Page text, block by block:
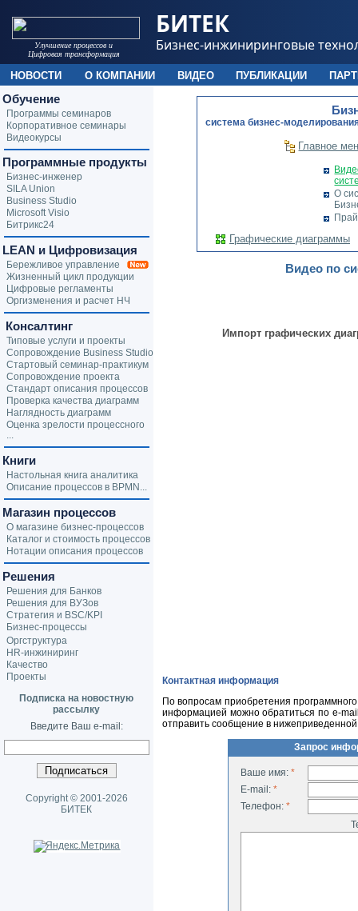
cистема бизнес-
Главное
О
Графические диаграммы
Видео по
Импорт графических
Контактная информация
По вопросам приобретения
информацией можно обратиться по e-
отправить сообщение в
Запрос
Ваше имя: *
E-mail: *
Телефон: *
Обучение
Программы семинаров
Корпоративное семинары
Видеокурсы
Программные продукты
Бизнес-инженер
SILA Union
Business Studio
Microsoft Visio
Битрикс24
LEAN и Цифровизация
Бережливое управление
Жизненный цикл продукции
Цифровые регламенты
Оргизменения и расчет НЧ
Консалтинг
Типовые услуги и проекты
Сопровождение Business Studio
Стартовый семинар-практикум
Сопровождение проекта
Стандарт описания процессов
Проверка качества диаграмм
Наглядность диаграмм
Оценка зрелости процессного
...
Книги
Настольная книга аналитика
Описание процессов в BPMN...
Магазин процессов
О магазине бизнес-процессов
Каталог и стоимость процессов
Нотации описания процессов
Решения
Решения для Банков
Решения для ВУЗов
Стратегия и BSC/KPI
Бизнес-процессы
Оргструктура
HR-инжиниринг
Качество
Проекты
Подписка на новостную
рассылку
Введите Ваш e-mail:
Copyright © 2001-2026
БИТЕК
Улучшение процессов и
Цифровая трансформация
БИТЕК
Бизнес-инжиниринговые
НОВОСТИ О КОМПАНИИ ВИДЕО ПУБЛИКАЦИИ